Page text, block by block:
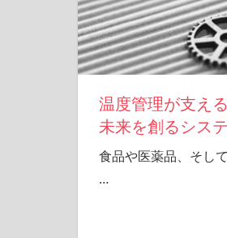
温度管理が支え
未来を創るシス
食品や医薬品、そし
…